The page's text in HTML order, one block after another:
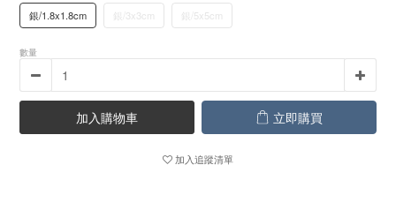
銀/1.8x1.8cm 銀/3x3cm 銀/5x5cm
數量
加入購物車 立即購買
加入追蹤清單